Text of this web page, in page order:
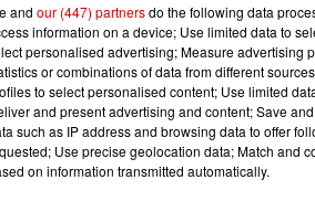
and our (447) partnersdo the following data
information on a device; Use limited data to
personalised advertising; Measure advertising
or combinations of data from different
to select personalised content; Use limited
and present advertising and content; Save
such as IP address and browsing data to offer
Use precise geolocation data; Match and
on information transmitted automatically.